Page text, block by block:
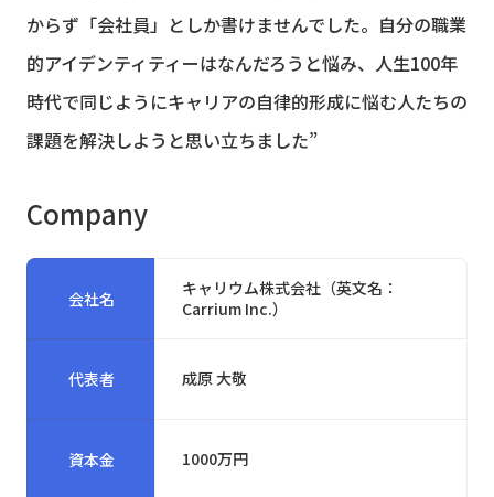
からず「会社員」としか書けませんでした。自分の職業
的アイデンティティーはなんだろうと悩み、人生100年
時代で同じようにキャリアの自律的形成に悩む人たちの
課題を解決しようと思い立ちました”
Company
会社名
キャリウム株式会社（英文名：
Carrium Inc.）
代表者 成原 大敬
資本金 1000万円